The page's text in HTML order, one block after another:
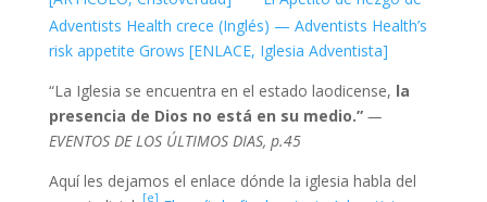
Adventists Health crece (Inglés) — Adventists Health’s
risk appetite Grows [ENLACE, Iglesia Adventista]
“La Iglesia se encuentra en el estado laodicense, la
presencia de Dios no está en su medio.” —
EVENTOS DE LOS ÚLTIMOS DIAS, p.45
Aquí les dejamos el enlace dónde la iglesia habla del
[e]